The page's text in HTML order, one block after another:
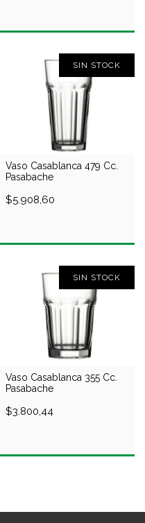
SIN STOCK
Vaso Casablanca 479 Cc.
Pasabache
$5.908,60
SIN STOCK
Vaso Casablanca 355 Cc.
Pasabache
$3.800,44